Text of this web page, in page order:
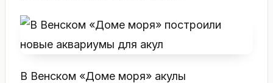
В Венском «Доме моря» акулы